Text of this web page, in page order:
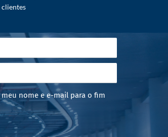
clientes
nome e e-mail para o fim